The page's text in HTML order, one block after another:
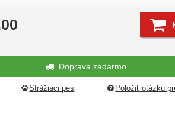
Doprava zadarmo
Strážiaci pes Položiť otázku